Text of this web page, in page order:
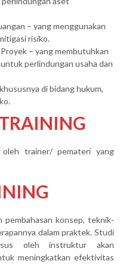
– yang menggunakan
risiko.
– yang membutuhkan
perlindungan usaha dan
di bidang hukum,
oleh trainer/ pemateri yang
pembahasan konsep, teknik-
dalam praktek. Studi
oleh instruktur akan
meningkatkan efektivitas